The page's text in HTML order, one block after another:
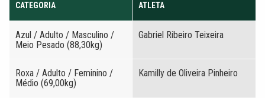
CATEGORIA ATLETA
Azul / Adulto / Masculino /
Meio Pesado (88,30kg)
Gabriel Ribeiro Teixeira
Roxa / Adulto / Feminino /
Médio (69,00kg)
Kamilly de Oliveira Pinheiro